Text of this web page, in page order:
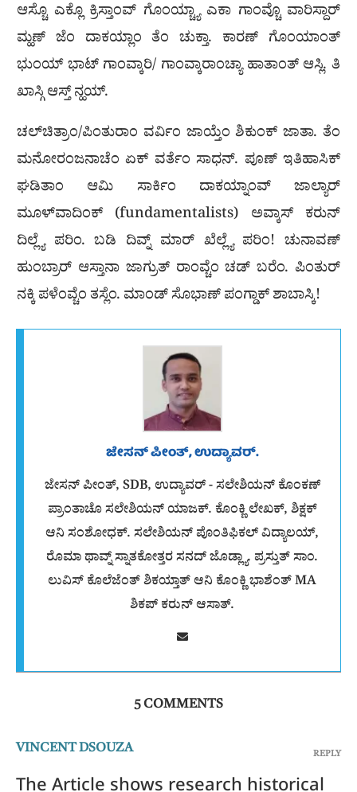
ಆಸ್ಚೊ ಎಕ್ಲೊ ಕ್ರಿಸ್ತಾಂವ್ ಗೊಂಯ್ಚ್ಯಾ ಎಕಾ ಗಾಂವ್ಚೊ ವಾರಿಸ್ದಾರ್
ಮ್ಹಣ್ ಜೆಂ ದಾಕಯ್ಲಾಂ ತೆಂ ಚುಕ್ತಾ. ಕಾರಣ್ ಗೊಂಯಾಂತ್
ಭುಂಯ್ ಭಾಟ್ ಗಾಂವ್ಕಾರಿ/ ಗಾಂವ್ಕಾರಾಂಚ್ಯಾ ಹಾತಾಂತ್ ಆಸ್ಲಿ. ತಿ
ಖಾಸ್ಗಿ ಆಸ್ತ್ ನ್ಹಯ್.
ಚಲ್‍ಚಿತ್ರಾಂ/ಪಿಂತುರಾಂ ವರ್ವಿಂ ಜಾಯ್ತೆಂ ಶಿಕುಂಕ್ ಜಾತಾ. ತೆಂ
ಮನೋರಂಜನಾಚೆಂ ಏಕ್ ವರ್ತೆಂ ಸಾಧನ್. ಪೂಣ್ ಇತಿಹಾಸಿಕ್
ಘಡಿತಾಂ ಆಮಿ ಸಾರ್ಕಿಂ ದಾಕಯ್ನಾಂವ್ ಜಾಲ್ಯಾರ್
ಮೂಳ್‍ವಾದಿಂಕ್ (fundamentalists) ಅವ್ಕಾಸ್ ಕರುನ್
ದಿಲ್ಲ್ಯೆ ಪರಿಂ. ಬಡಿ ದಿವ್ನ್ ಮಾರ್ ಖೆಲ್ಲ್ಯೆ ಪರಿಂ! ಚುನಾವಣ್
ಹುಂಬ್ರಾರ್ ಆಸ್ತಾನಾ ಜಾಗ್ರುತ್ ರಾಂವ್ಚೆಂ ಚಡ್ ಬರೆಂ. ಪಿಂತುರ್
ನಕ್ಕಿ ಪಳೆಂವ್ಚೆಂ ತಸ್ಲೆಂ. ಮಾಂಡ್ ಸೊಭಾಣ್ ಪಂಗ್ಡಾಕ್ ಶಾಬಾಸ್ಕಿ!
ಜೇಸನ್ ಪೀಂತ್, ಉದ್ಯಾವರ್.
ಜೇಸನ್ ಪೀಂತ್, SDB, ಉದ್ಯಾವರ್ - ಸಲೇಶಿಯನ್ ಕೊಂಕಣ್
ಪ್ರಾಂತಾಚೊ ಸಲೇಶಿಯನ್ ಯಾಜಕ್. ಕೊಂಕ್ಣಿ ಲೇಖಕ್, ಶಿಕ್ಷಕ್
ಆನಿ ಸಂಶೋಧಕ್. ಸಲೇಶಿಯನ್ ಪೊಂತಿಫಿಕಲ್ ವಿದ್ಯಾಲಯ್,
ರೊಮಾ ಥಾವ್ನ್ ಸ್ನಾತಕೋತ್ತರ ಸನದ್ ಜೊಡ್ಲ್ಯಾ. ಪ್ರಸ್ತುತ್ ಸಾಂ.
ಲುವಿಸ್ ಕೊಲೆಜೆಂತ್ ಶಿಕಯ್ತಾತ್ ಆನಿ ಕೊಂಕ್ಣಿ ಭಾಶೆಂತ್ MA
ಶಿಕಪ್ ಕರುನ್ ಆಸಾತ್.
5 COMMENTS
VINCENT DSOUZA REPLY